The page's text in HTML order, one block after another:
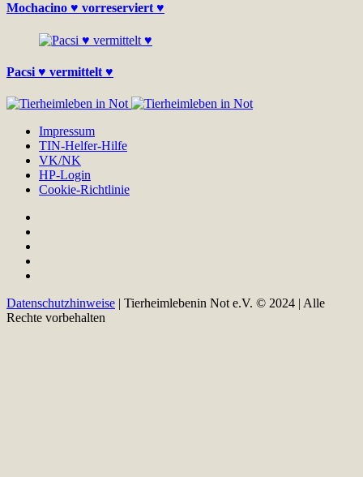
Mochacino ♥ vorreserviert ♥
Pacsi ♥ vermittelt ♥
Impressum
TIN-Helfer-Hilfe
VK/NK
HP-Login
Cookie-Richtlinie
Datenschutzhinweise | Tierheimlebenin Not e.V. © 2024 | Alle
Rechte vorbehalten